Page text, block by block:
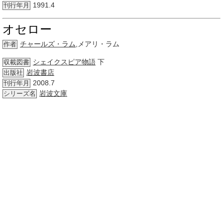
刊行年月 1991.4
オセロー
作者 チャールズ・ラム ,メアリ・ラム
収載図書 シェイクスピア物語 下
出版社 岩波書店
刊行年月 2008.7
シリーズ名 岩波文庫